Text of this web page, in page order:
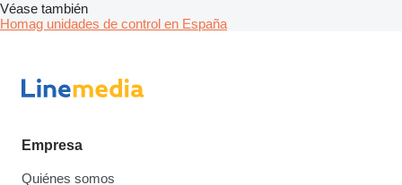
Véase también
Homag unidades de control en España
Empresa
Quiénes somos